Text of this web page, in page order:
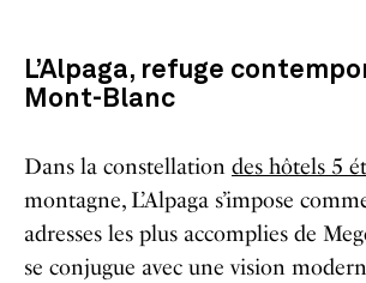
L’Alpaga, refuge
Mont-Blanc
Dans la constellation des hôtels 5
montagne, L’Alpaga s’impose
adresses les plus accomplies de
se conjugue avec une vision